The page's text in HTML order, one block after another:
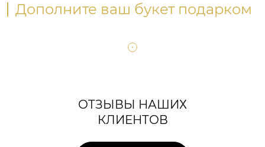
Дополните ваш букет подарком
ОТЗЫВЫ НАШИХ
КЛИЕНТОВ